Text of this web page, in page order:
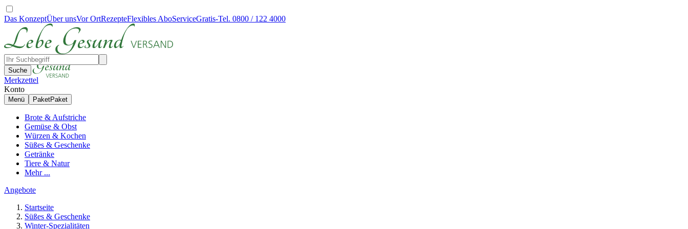
Das KonzeptÜber unsVor OrtRezepteFlexibles AboServiceGratis-Tel. 0800 / 122 4000
Suche
Merkzettel
Konto
Menü PaketPaket
Brote & Aufstriche
Gemüse & Obst
Würzen & Kochen
Süßes & Geschenke
Getränke
Tiere & Natur
Mehr ...
Angebote
Startseite
Süßes & Geschenke
Winter-Spezialitäten